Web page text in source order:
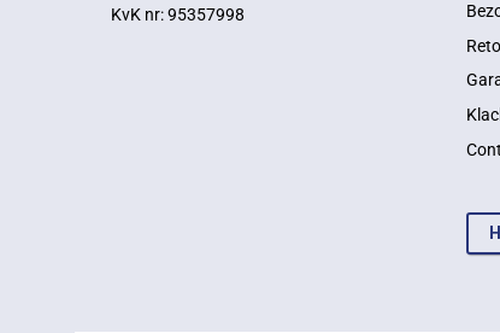
KvK nr: 95357998